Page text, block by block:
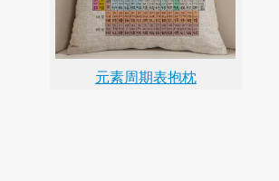
元素周期表抱枕